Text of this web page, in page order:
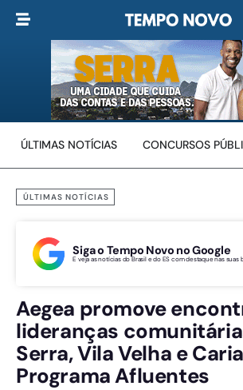
ÚLTIMAS NOTÍCIAS CONCURSOS
ÚLTIMAS NOTÍCIAS
Siga o Tempo Novo no Google
E veja as notícias do Brasil e do ES com destaque nas suas
Aegea promove
lideranças
Serra, Vila Velha e
Programa Afluentes